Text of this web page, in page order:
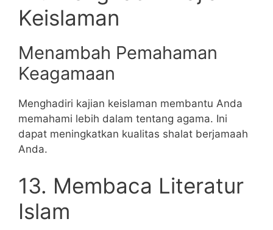
Keislaman
Menambah Pemahaman
Keagamaan
Menghadiri kajian keislaman membantu Anda
memahami lebih dalam tentang agama. Ini
dapat meningkatkan kualitas shalat berjamaah
Anda.
13. Membaca Literatur
Islam